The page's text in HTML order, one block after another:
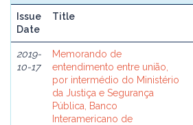
Issue
Date
Title
2019-
10-17
Memorando de
entendimento entre união,
por intermédio do Ministério
da Justiça e Segurança
Pública, Banco
Interamericano de